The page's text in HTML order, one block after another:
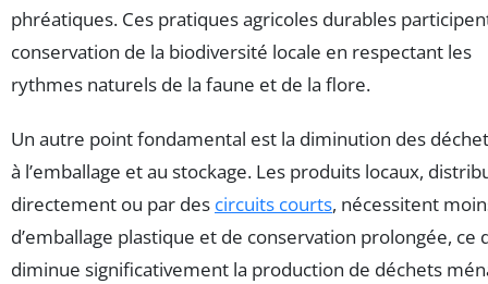
phréatiques. Ces pratiques agricoles durables
conservation de la biodiversité locale en respectant les
rythmes naturels de la faune et de la flore.
Un autre point fondamental est la diminution des
à l’emballage et au stockage. Les produits locaux,
directement ou par des circuits courts, nécessitent
d’emballage plastique et de conservation prolongée, ce
diminue significativement la production de déchets